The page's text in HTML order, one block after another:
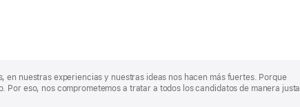
en nuestras experiencias y nuestras ideas nos hacen más fuertes. Porque
eso, nos comprometemos a tratar a todos los candidatos de manera justa